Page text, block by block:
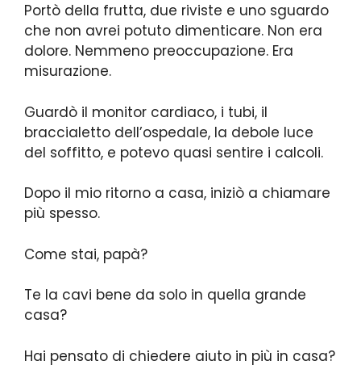
Portò della frutta, due riviste e uno sguardo
che non avrei potuto dimenticare. Non era
dolore. Nemmeno preoccupazione. Era
misurazione.
Guardò il monitor cardiaco, i tubi, il
braccialetto dell’ospedale, la debole luce
del soffitto, e potevo quasi sentire i calcoli.
Dopo il mio ritorno a casa, iniziò a chiamare
più spesso.
Come stai, papà?
Te la cavi bene da solo in quella grande
casa?
Hai pensato di chiedere aiuto in più in casa?